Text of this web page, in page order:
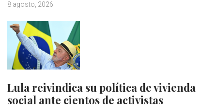
8 agosto, 2026
Lula reivindica su política de vivienda
social ante cientos de activistas